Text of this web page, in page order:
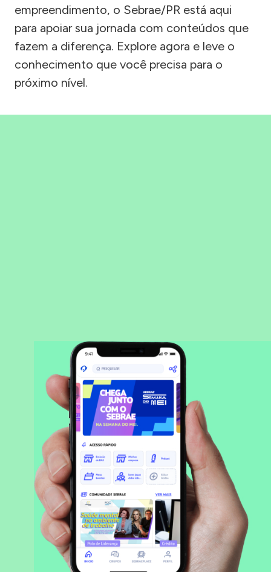
empreendimento, o Sebrae/PR está aqui
para apoiar sua jornada com conteúdos que
fazem a diferença. Explore agora e leve o
conhecimento que você precisa para o
próximo nível.